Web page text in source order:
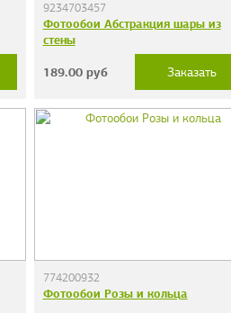
9234703457
Фотообои Абстракция шары из
стены
189.00руб Заказать
774200932
Фотообои Розы и кольца